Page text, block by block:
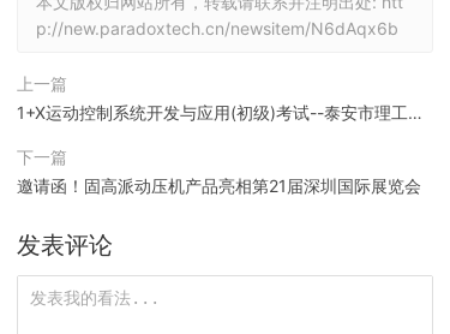
p://new.paradoxtech.cn/newsitem/N6dAqx6b
上一篇
1+X运动控制系统开发与应用(初级)考试--泰安市理工中
等专业学校考点顺利完成！
下一篇
邀请函！固高派动压机产品亮相第21届深圳国际展览会
发表评论